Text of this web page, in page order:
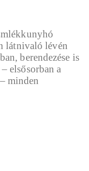
látnivaló lévén
berendezése is
elsősorban a
minden